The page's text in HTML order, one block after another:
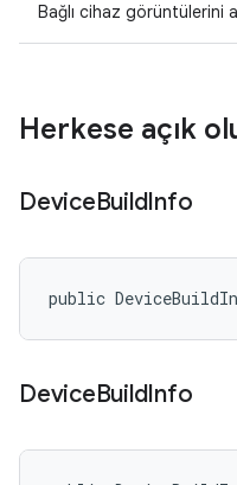
Bağlı cihaz görüntülerini
Herkese açık
DeviceBuildInfo
public
DeviceBuildInfo